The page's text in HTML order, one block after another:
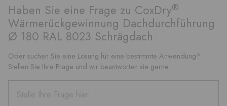
Haben Sie eine Frage zu CoxDry®
Wärmerückgewinnung Dachdurchführung
Ø 180 RAL 8023 Schrägdach
Oder suchen Sie eine Lösung für eine bestimmte Anwendung?
Stellen Sie Ihre Frage und wir beantworten sie gerne.